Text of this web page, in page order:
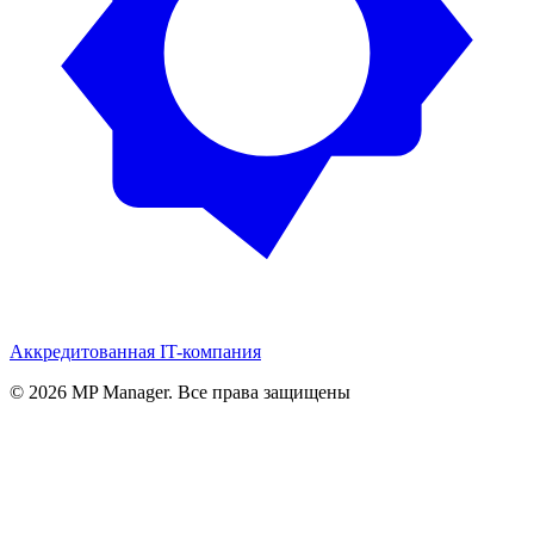
Аккредитованная IT-компания
© 2026 MP Manager. Все права защищены